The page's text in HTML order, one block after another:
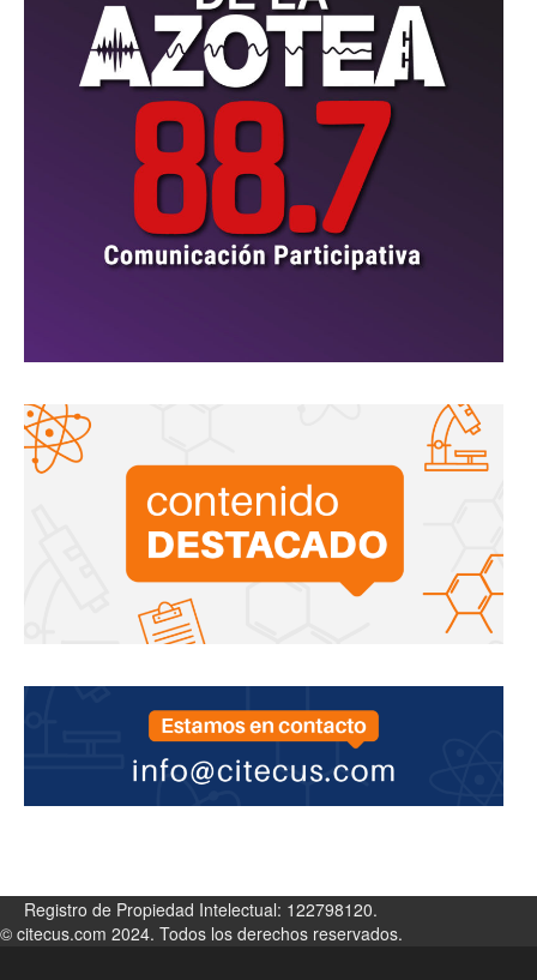
Registro de Propiedad Intelectual: 122798120.
© citecus.com 2024. Todos los derechos reservados.